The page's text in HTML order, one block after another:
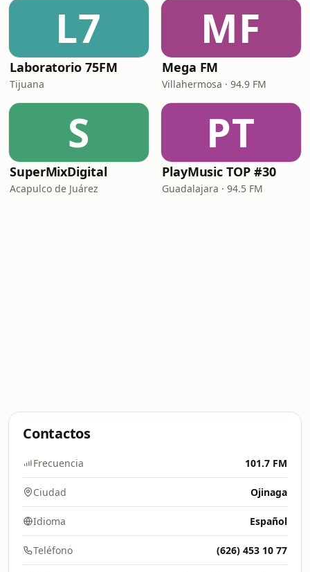
L7
Laboratorio 75FM
Tijuana
MF
Mega FM
Villahermosa · 94.9 FM
S
SuperMixDigital
Acapulco de Juárez
PT
PlayMusic TOP #30
Guadalajara · 94.5 FM
Contactos
Frecuencia 101.7 FM
Ciudad Ojinaga
Idioma Español
Teléfono (626) 453 10 77